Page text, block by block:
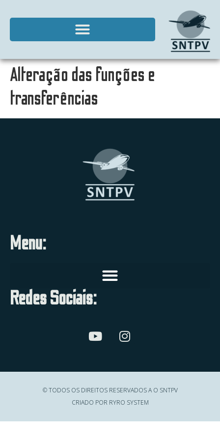
Alteração das funções e
transferências
Menu:
Redes Sociais:
© TODOS OS DIREITOS RESERVADOS A O SNTPV
CRIADO POR RYRO SYSTEM